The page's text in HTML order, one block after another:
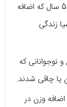
یافته است؛ به طور تقریبی نصف کودکان زیر 5 سال که اضافه
در سال 2019 در آسیا زندگی
کودکان و نوجوانانی که
و نوجوانان 5 تا 19 ساله از 4٪، اضافه وزن در